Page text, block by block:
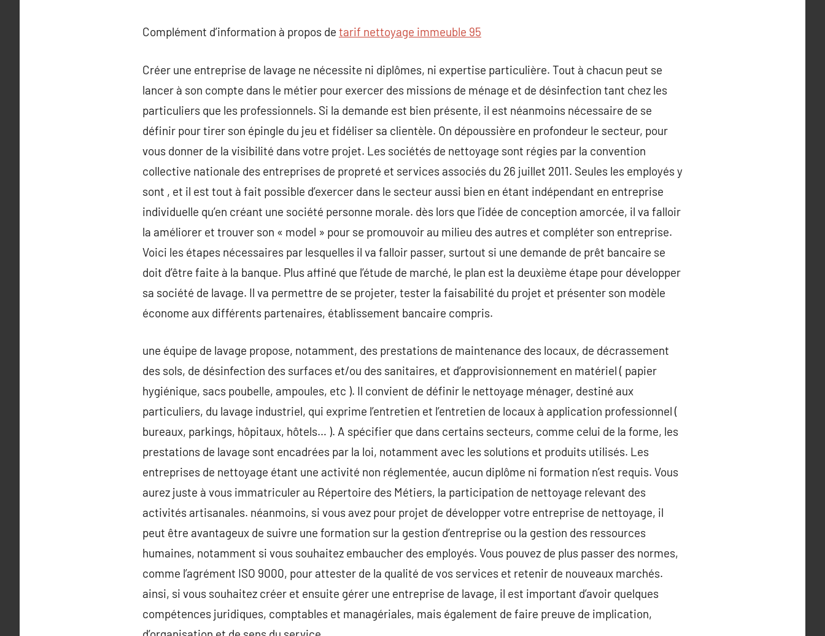
Complément d’information à propos de tarif nettoyage immeuble 95
Créer une entreprise de lavage ne nécessite ni diplômes, ni expertise particulière. Tout à chacun peut se
lancer à son compte dans le métier pour exercer des missions de ménage et de désinfection tant chez les
particuliers que les professionnels. Si la demande est bien présente, il est néanmoins nécessaire de se
définir pour tirer son épingle du jeu et fidéliser sa clientèle. On dépoussière en profondeur le secteur, pour
vous donner de la visibilité dans votre projet. Les sociétés de nettoyage sont régies par la convention
collective nationale des entreprises de propreté et services associés du 26 juillet 2011. Seules les employés y
sont , et il est tout à fait possible d’exercer dans le secteur aussi bien en étant indépendant en entreprise
individuelle qu’en créant une société personne morale. dès lors que l’idée de conception amorcée, il va falloir
la améliorer et trouver son « model » pour se promouvoir au milieu des autres et compléter son entreprise.
Voici les étapes nécessaires par lesquelles il va falloir passer, surtout si une demande de prêt bancaire se
doit d’être faite à la banque. Plus affiné que l’étude de marché, le plan est la deuxième étape pour développer
sa société de lavage. Il va permettre de se projeter, tester la faisabilité du projet et présenter son modèle
économe aux différents partenaires, établissement bancaire compris.
une équipe de lavage propose, notamment, des prestations de maintenance des locaux, de décrassement
des sols, de désinfection des surfaces et/ou des sanitaires, et d’approvisionnement en matériel ( papier
hygiénique, sacs poubelle, ampoules, etc ). Il convient de définir le nettoyage ménager, destiné aux
particuliers, du lavage industriel, qui exprime l’entretien et l’entretien de locaux à application professionnel (
bureaux, parkings, hôpitaux, hôtels… ). A spécifier que dans certains secteurs, comme celui de la forme, les
prestations de lavage sont encadrées par la loi, notamment avec les solutions et produits utilisés. Les
entreprises de nettoyage étant une activité non réglementée, aucun diplôme ni formation n’est requis. Vous
aurez juste à vous immatriculer au Répertoire des Métiers, la participation de nettoyage relevant des
activités artisanales. néanmoins, si vous avez pour projet de développer votre entreprise de nettoyage, il
peut être avantageux de suivre une formation sur la gestion d’entreprise ou la gestion des ressources
humaines, notamment si vous souhaitez embaucher des employés. Vous pouvez de plus passer des normes,
comme l’agrément ISO 9000, pour attester de la qualité de vos services et retenir de nouveaux marchés.
ainsi, si vous souhaitez créer et ensuite gérer une entreprise de lavage, il est important d’avoir quelques
compétences juridiques, comptables et managériales, mais également de faire preuve de implication,